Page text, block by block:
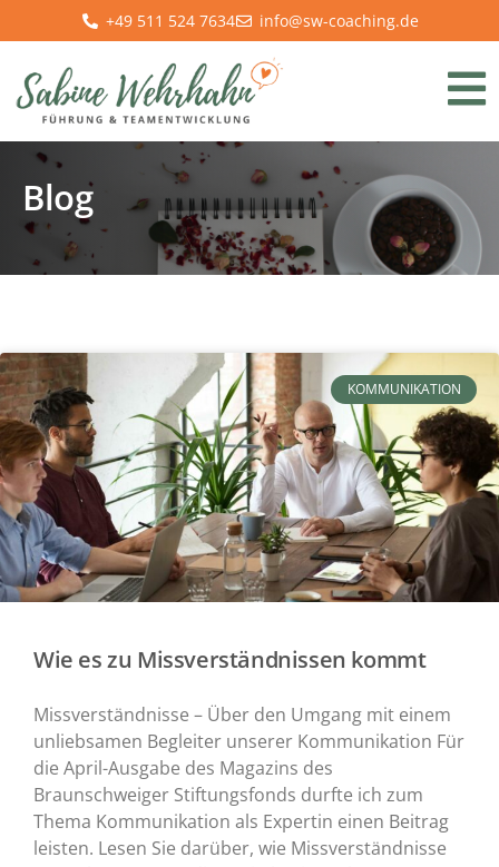
+49 511 524 7634 info@sw-coaching.de
Blog
KOMMUNIKATION
Wie es zu Missverständnissen kommt
Missverständnisse – Über den Umgang mit einem
unliebsamen Begleiter unserer Kommunikation Für
die April-Ausgabe des Magazins des
Braunschweiger Stiftungsfonds durfte ich zum
Thema Kommunikation als Expertin einen Beitrag
leisten. Lesen Sie darüber, wie Missverständnisse